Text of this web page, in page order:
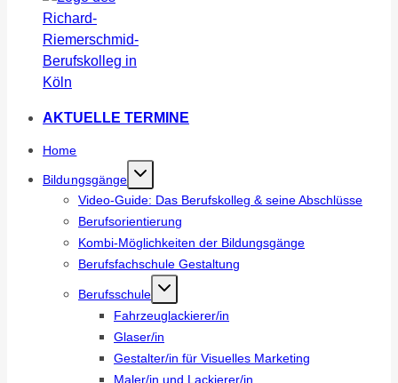
AKTUELLE TERMINE
Home
Bildungsgänge
Video-Guide: Das Berufskolleg & seine Abschlüsse
Berufsorientierung
Kombi-Möglichkeiten der Bildungsgänge
Berufsfachschule Gestaltung
Berufsschule
Fahrzeuglackierer/in
Glaser/in
Gestalter/in für Visuelles Marketing
Maler/in und Lackierer/in